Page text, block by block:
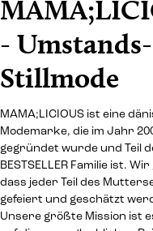
-
Stillmode
MAMA;LICIOUS ist eine
Modemarke, die im Jahr
gegründet wurde und Teil
BESTSELLER Familie ist.
dass jeder Teil des
gefeiert und geschätzt
Unsere größte Mission ist